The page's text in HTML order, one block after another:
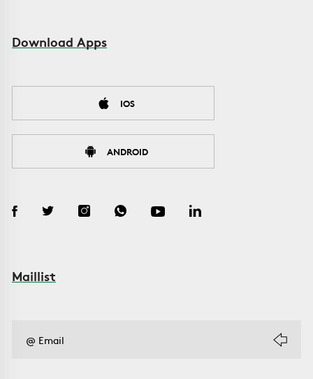
Download Apps
IOS
ANDROID
Maillist